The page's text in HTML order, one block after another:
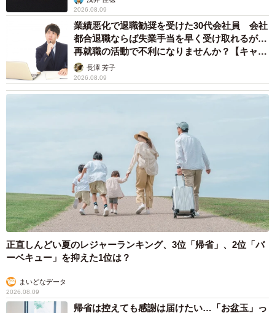
2026.08.09
業績悪化で退職勧奨を受けた30代会社員 会社
都合退職ならば失業手当を早く受け取れるが…
再就職の活動で不利になりませんか？【キャリ
アカウンセラーが解説】
長澤 芳子
2026.08.09
正直しんどい夏のレジャーランキング、3位「帰省」、2位「バ
ーベキュー」を抑えた1位は？
まいどなデータ
2026.08.09
帰省は控えても感謝は届けたい…「お盆玉」っ